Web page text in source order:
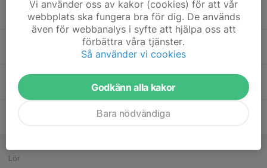
Tor
Lör
Vi använder oss av kakor (cookies) för att vår
webbplats ska fungera bra för dig. De används
även för webbanalys i syfte att hjälpa oss att
förbättra våra tjänster.
Så använder vi cookies
Godkänn alla kakor
Bara nödvändiga